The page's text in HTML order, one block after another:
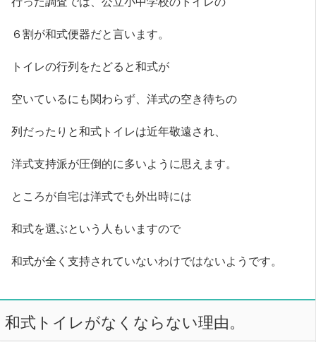
６割が和式便器だと言います。
トイレの行列をたどると和式が
空いているにも関わらず、洋式の空き待ちの
列だったりと和式トイレは近年敬遠され、
洋式支持派が圧倒的に多いように思えます。
ところが自宅は洋式でも外出時には
和式を選ぶという人もいますので
和式が全く支持されていないわけではないようです。
和式トイレがなくならない理由。